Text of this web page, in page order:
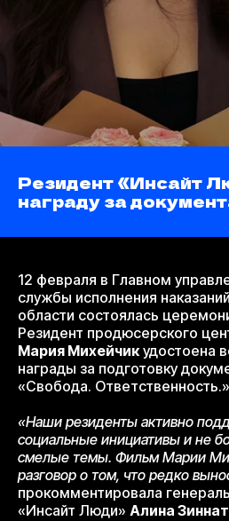
Резидент «Инсайт
награду за
12 февраля в Главном
службы исполнения
области состоялась
Резидент продюсерского
Мария Михейчикудостоена
награды за подготовку
«Свобода.
«Наши резиденты активно
социальные инициативы и не
смелые темы. Фильм Марии
разговор о том, что редко
прокомментировала
«Инсайт Люди» Алина